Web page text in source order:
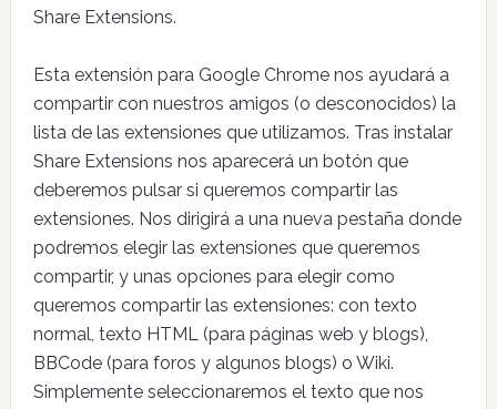
Share Extensions.
Esta extensión para Google Chrome nos ayudará a
compartir con nuestros amigos (o desconocidos) la
lista de las extensiones que utilizamos. Tras instalar
Share Extensions nos aparecerá un botón que
deberemos pulsar si queremos compartir las
extensiones. Nos dirigirá a una nueva pestaña donde
podremos elegir las extensiones que queremos
compartir, y unas opciones para elegir como
queremos compartir las extensiones: con texto
normal, texto HTML (para páginas web y blogs),
BBCode (para foros y algunos blogs) o Wiki.
Simplemente seleccionaremos el texto que nos